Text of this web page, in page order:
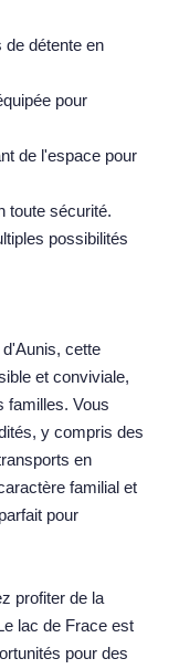
de détente en
pour
de l'espace pour
toute sécurité.
possibilités
cette
et conviviale,
familles. Vous
y compris des
en
familial et
pour
profiter de la
lac de Frace est
pour des